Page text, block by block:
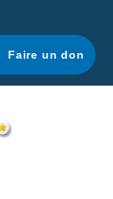
Faire un don